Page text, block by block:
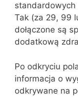
standardowych
Tak (za 29, 99
dołączone są
dodatkową
Po odkryciu
informacja o
odkrywane na